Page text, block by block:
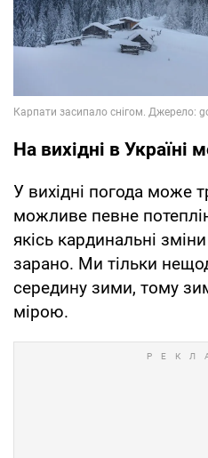
На вихідні в Україні
У вихідні погода може
можливе певне
якісь кардинальні
зарано. Ми тільки
середину зими, тому
мірою.